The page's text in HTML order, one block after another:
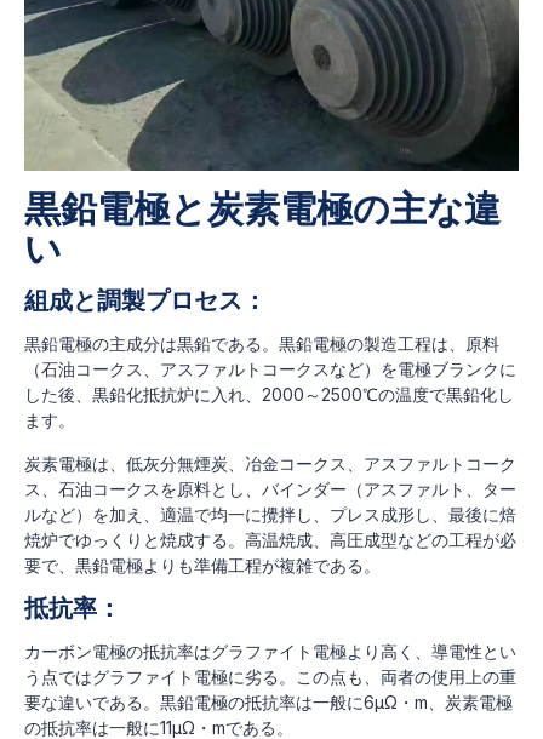
黒鉛電極と炭素電極の主な違
い
組成と調製プロセス：
黒鉛電極の主成分は黒鉛である。黒鉛電極の製造工程は、原料
（石油コークス、アスファルトコークスなど）を電極ブランクに
した後、黒鉛化抵抗炉に入れ、2000～2500℃の温度で黒鉛化し
ます。
炭素電極は、低灰分無煙炭、冶金コークス、アスファルトコーク
ス、石油コークスを原料とし、バインダー（アスファルト、ター
ルなど）を加え、適温で均一に攪拌し、プレス成形し、最後に焙
焼炉でゆっくりと焼成する。高温焼成、高圧成型などの工程が必
要で、黒鉛電極よりも準備工程が複雑である。
抵抗率：
カーボン電極の抵抗率はグラファイト電極より高く、導電性とい
う点ではグラファイト電極に劣る。この点も、両者の使用上の重
要な違いである。黒鉛電極の抵抗率は一般に6μΩ・m、炭素電極
の抵抗率は一般に11μΩ・mである。